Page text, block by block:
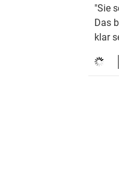
"Sie
Das
klar